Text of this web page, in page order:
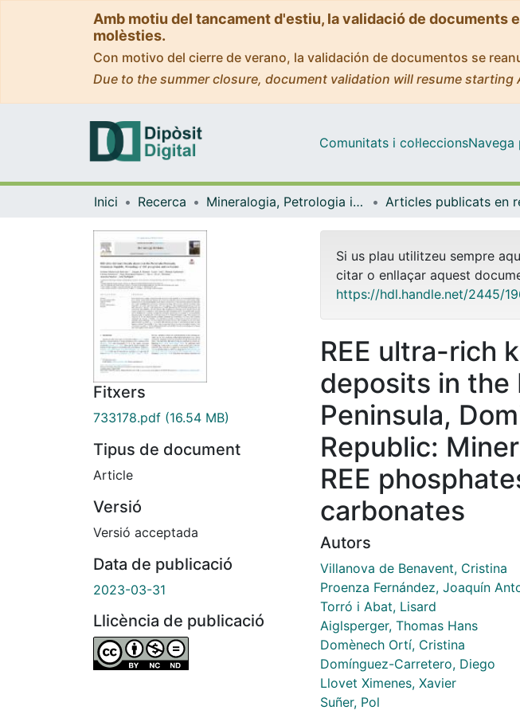
Amb motiu del tancament d'estiu, la validació de documents
molèsties.
Con motivo del cierre de verano, la validación de documentos se
Due to the summer closure, document validation will resume
Comunitats i col·leccionsNavega
Inici Recerca Mineralogia, Petrologia i Geologia Aplicada
Fitxers
733178.pdf (16.54 MB)
Tipus de document
Article
Versió
Versió acceptada
Data de publicació
2023-03-31
Llicència de publicació
Si us plau utilitzeu sempre
citar o enllaçar aquest
https://hdl.handle.net/2445/
REE ultra-rich
deposits in the
Peninsula,
Republic:
REE
carbonates
Autors
Villanova de Benavent, Cristina
Proenza Fernández, Joaquín
Torró i Abat, Lisard
Aiglsperger, Thomas Hans
Domènech Ortí, Cristina
Domínguez-Carretero, Diego
Llovet Ximenes, Xavier
Suñer, Pol